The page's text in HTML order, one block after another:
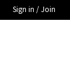
Sign in / Join